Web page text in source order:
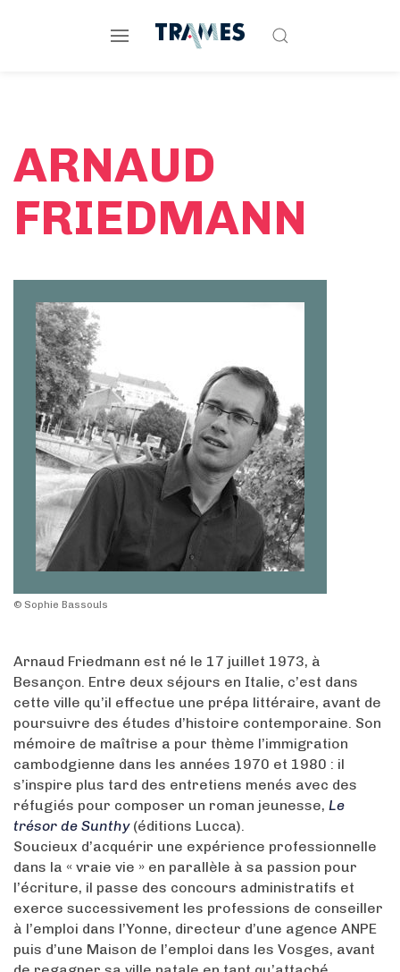
ARNAUD
FRIEDMANN
© Sophie Bassouls
Arnaud Friedmann est né le 17 juillet 1973, à
Besançon. Entre deux séjours en Italie, c’est dans
cette ville qu’il effectue une prépa littéraire, avant de
poursuivre des études d’histoire contemporaine. Son
mémoire de maîtrise a pour thème l’immigration
cambodgienne dans les années 1970 et 1980 : il
s’inspire plus tard des entretiens menés avec des
réfugiés pour composer un roman jeunesse, Le
trésor de Sunthy(éditions Lucca).
Soucieux d’acquérir une expérience professionnelle
dans la « vraie vie » en parallèle à sa passion pour
l’écriture, il passe des concours administratifs et
exerce successivement les professions de conseiller
à l’emploi dans l’Yonne, directeur d’une agence ANPE
puis d’une Maison de l’emploi dans les Vosges, avant